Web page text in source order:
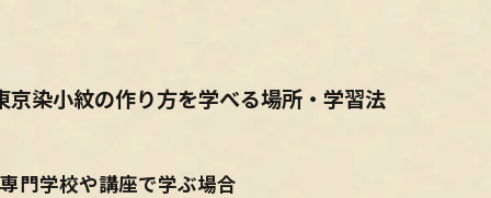
京染小紋の作り方を学べる場所・学習法
専門学校や講座で学ぶ場合